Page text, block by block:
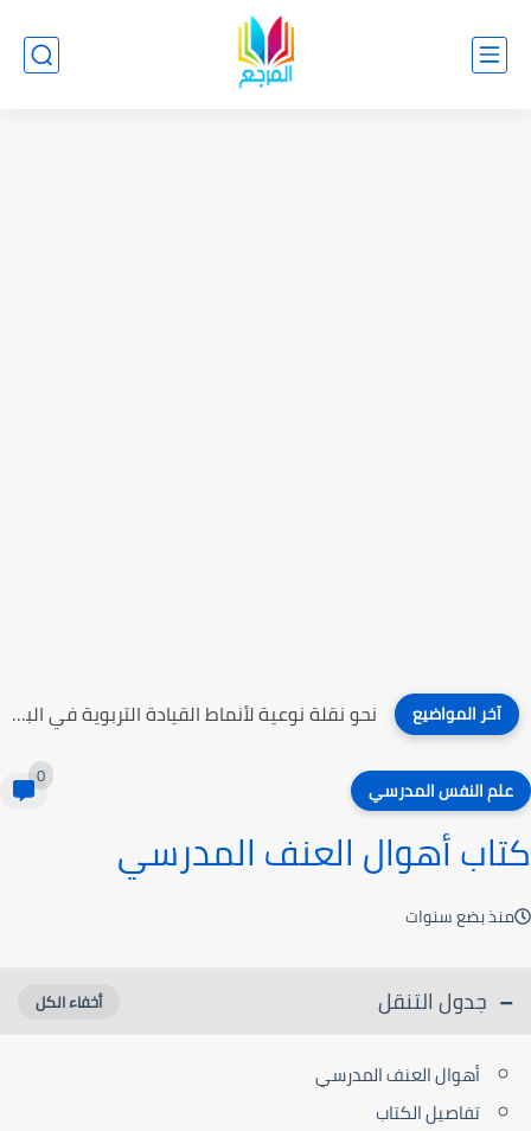
آخر المواضيع نحو نقلة نوعية لأنماط القيادة التربوية في البلاد العربية
علم النفس المدرسي 0
كتاب أهوال العنف المدرسي
منذ بضع سنوات
جدول التنقل
أهوال العنف المدرسي
تفاصيل الكتاب